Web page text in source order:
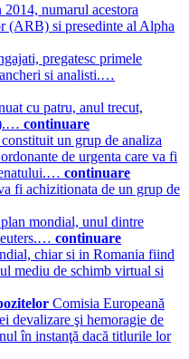
numarul acestora
(ARB) si presedinte al Alpha
pregatesc primele
si analisti.…
cu patru, anul trecut,
continuare
un grup de analiza
de urgenta care va fi
continuare
fi achizitionata de un grup de
mondial, unul dintre
continuare
chiar si in Romania fiind
mediu de schimb virtual si
Comisia Europeană
devalizare şi hemoragie de
în instanţă dacă titlurile lor